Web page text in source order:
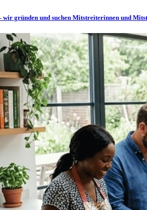
wir gründen und suchen Mitstreiterinnen und